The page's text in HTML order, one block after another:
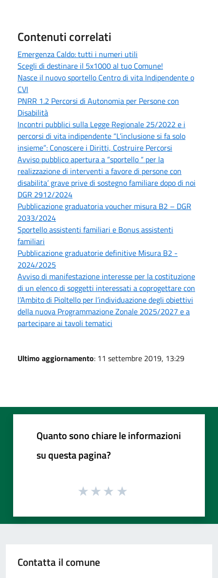
Contenuti correlati
Emergenza Caldo: tutti i numeri utili
Scegli di destinare il 5x1000 al tuo Comune!
Nasce il nuovo sportello Centro di vita Indipendente o
CVI
PNRR 1.2 Percorsi di Autonomia per Persone con
Disabilità
Incontri pubblici sulla Legge Regionale 25/2022 e i
percorsi di vita indipendente “L’inclusione si fa solo
insieme”: Conoscere i Diritti, Costruire Percorsi
Avviso pubblico apertura a “sportello “ per la
realizzazione di interventi a favore di persone con
disabilita’ grave prive di sostegno familiare dopo di noi
DGR 2912/2024
Pubblicazione graduatoria voucher misura B2 – DGR
2033/2024
Sportello assistenti familiari e Bonus assistenti
familiari
Pubblicazione graduatorie definitive Misura B2 -
2024/2025
Avviso di manifestazione interesse per la costituzione
di un elenco di soggetti interessati a coprogettare con
l’Ambito di Pioltello per l’individuazione degli obiettivi
della nuova Programmazione Zonale 2025/2027 e a
partecipare ai tavoli tematici
Ultimo aggiornamento: 11 settembre 2019, 13:29
Quanto sono chiare le informazioni
su questa pagina?
Contatta il comune